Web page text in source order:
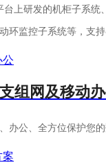
台上研发的机柜子系统
环监控子系统等，支持
组网及移动
办公、全方位保护您的